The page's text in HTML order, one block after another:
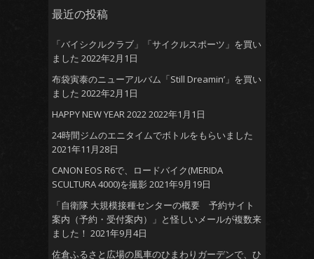
最近の投稿
「バイシクルクラブ」「サイクルスポーツ」を買い
ました 2022年2月1日
布袋寅泰のニューアルバム「Still Dreamin’」を買い
ました 2022年2月1日
HAPPY NEW YEAR 20222022年1月1日
24時間ジムのエニタイムでボトルをもらいました
2021年11月28日
CANON EOS R6で、ロードバイク(MERIDA
SCULTURA 4000)を撮影 2021年9月19日
「自衛隊 大規模接種センターの概要 予約サイト
案内（予約・受付案内）」と怪しいメールが複数来
ました！ 2021年9月4日
佐倉ふるさと広場の風車のひまわりガーデンで、ひ